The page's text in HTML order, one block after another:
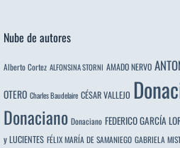
Nube de autores
Alberto Cortez ALFONSINA STORNI AMADO NERVO
OTERO Charles Baudelaire CÉSAR VALLEJO
Donaciano Donaciano FEDERICO GARCÍA
y LUCIENTES FÉLIX MARÍA DE SAMANIEGO GABRIELA